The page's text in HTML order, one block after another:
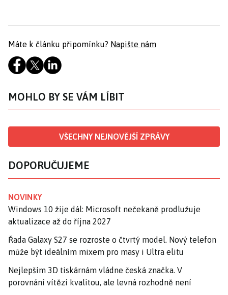
Máte k článku připomínku? Napište nám
MOHLO BY SE VÁM LÍBIT
VŠECHNY NEJNOVĚJŠÍ ZPRÁVY
DOPORUČUJEME
NOVINKY
Windows 10 žije dál: Microsoft nečekaně prodlužuje
aktualizace až do října 2027
Řada Galaxy S27 se rozroste o čtvrtý model. Nový telefon
může být ideálním mixem pro masy i Ultra elitu
Nejlepším 3D tiskárnám vládne česká značka. V
porovnání vítězí kvalitou, ale levná rozhodně není